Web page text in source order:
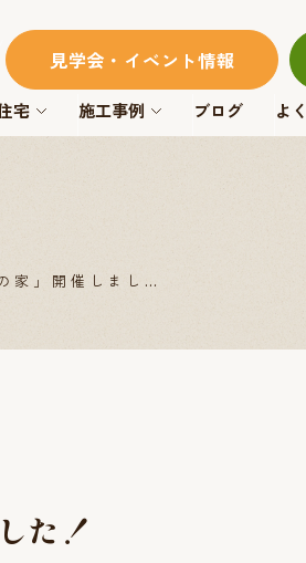
見学会・イベント情報
宅 施工事例 ブログ よ
家」開催しまし…
た！